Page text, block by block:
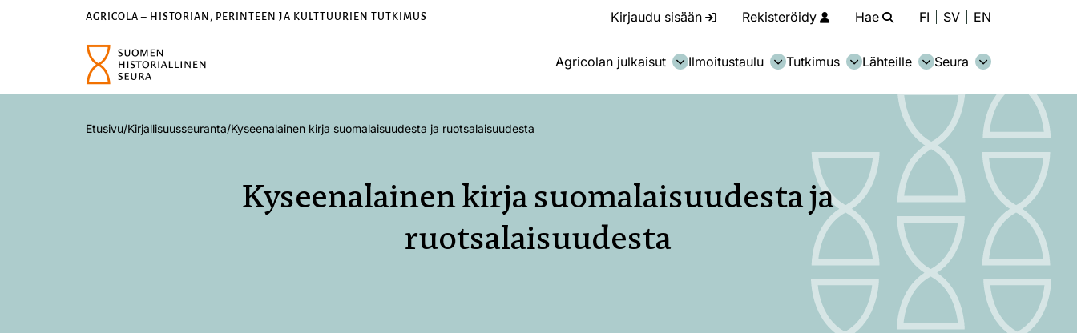
AGRICOLA – HISTORIAN, PERINTEEN JA KULTTUURIEN TUTKIMUS Kirjaudu sisään Rekisteröidy Hae FI SV EN
Agricolan julkaisut Ilmoitustaulu Tutkimus Lähteille Seura
Etusivu/Kirjallisuusseuranta/Kyseenalainen kirja suomalaisuudesta ja ruotsalaisuudesta
Kyseenalainen kirja suomalaisuudesta ja
ruotsalaisuudesta